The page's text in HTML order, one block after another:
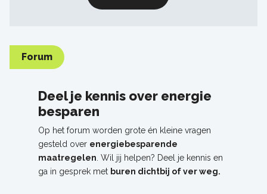
Forum
Deel je kennis over energie
besparen
Op het forum worden grote én kleine vragen
gesteld over energiebesparende
maatregelen. Wil jij helpen? Deel je kennis en
ga in gesprek met buren dichtbij of ver weg.